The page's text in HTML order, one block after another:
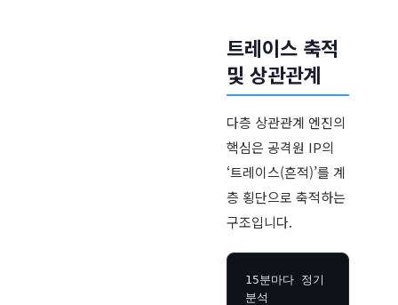
트레이스 축적
및 상관관계
다층 상관관계 엔진의
핵심은 공격원 IP의
‘트레이스(흔적)’를 계
층 횡단으로 축적하는
구조입니다.
15분마다 정기
분석